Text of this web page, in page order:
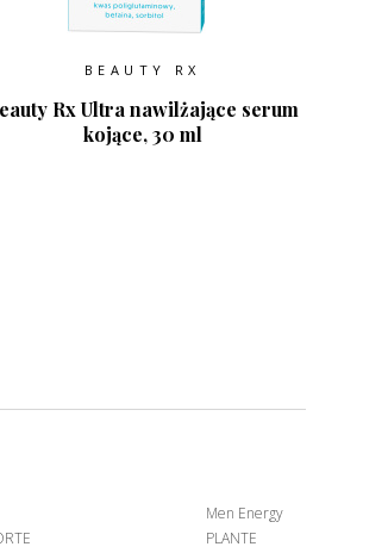
BEAUTY RX
Rx Ultra nawilżające serum
kojące, 30 ml
Men Energy
PLANTE